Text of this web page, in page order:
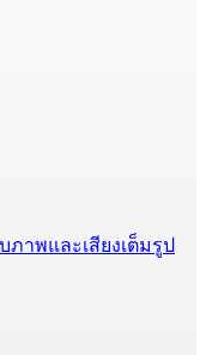
ภาพและเสียงเต็มรูป